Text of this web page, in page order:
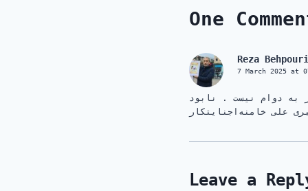
One
Reza Behpouri
7 March 2025 at
به دوام نیست . نابود
علی خامنه‌اجنایتکار
Leave a